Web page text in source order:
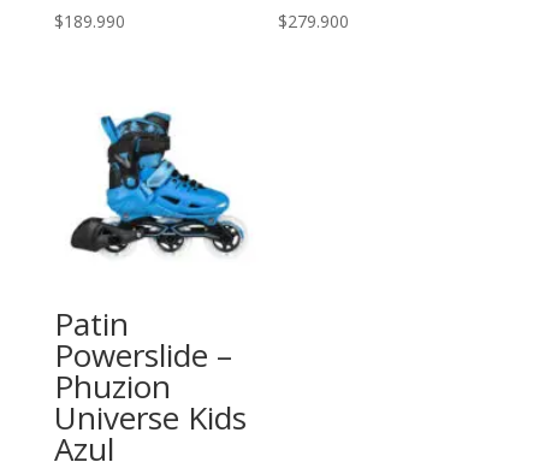
$189.990 $279.900
Patin
Powerslide –
Phuzion
Universe Kids
Azul